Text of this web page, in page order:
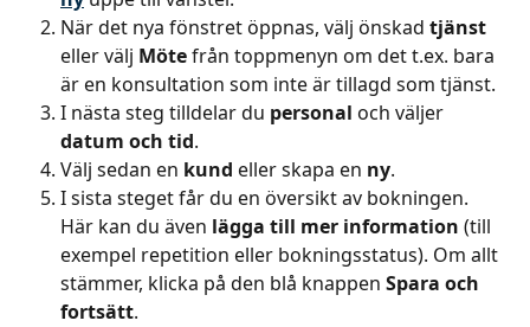
När det nya fönstret öppnas, välj önskad tjänst
eller välj Möte från toppmenyn om det t.ex. bara
är en konsultation som inte är tillagd som tjänst.
I nästa steg tilldelar du personal och väljer
datum och tid.
Välj sedan en kund eller skapa en ny.
I sista steget får du en översikt av bokningen.
Här kan du även lägga till mer information (till
exempel repetition eller bokningsstatus). Om allt
stämmer, klicka på den blå knappen Spara och
fortsätt.